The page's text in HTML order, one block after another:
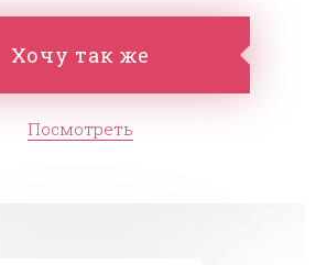
Хочу так же
Посмотреть